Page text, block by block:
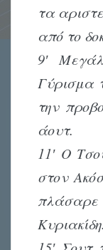
τα
από το
9′
Γύρισμα
την
άουτ.
11′ Ο
στον
Κυριακίδη.